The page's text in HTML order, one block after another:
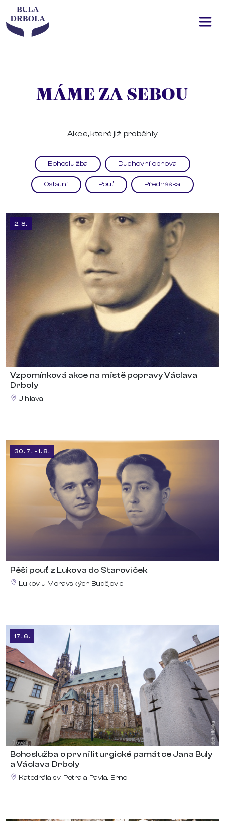
MÁME ZA SEBOU
Akce, které již proběhly
Bohoslužba Duchovní obnova
Ostatní Pouť Přednáška
2. 8.
Vzpomínková akce na místě popravy Václava
Drboly
Jihlava
30. 7. - 1. 8.
Pěší pouť z Lukova do Staroviček
Lukov u Moravských Budějovic
17. 6.
Bohoslužba o první liturgické památce Jana Buly
a Václava Drboly
Katedrála sv. Petra a Pavla, Brno